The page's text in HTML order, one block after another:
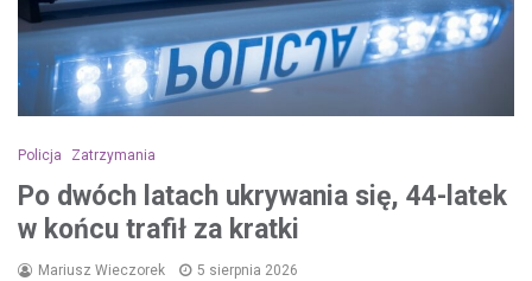
Policja Zatrzymania
Po dwóch latach ukrywania się, 44-latek
w końcu trafił za kratki
Mariusz Wieczorek 5 sierpnia 2026